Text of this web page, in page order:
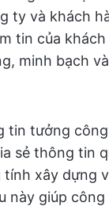
ty và khách
tin của
minh bạch
tin tưởng
sẻ thông tin
tính xây dựng
này giúp